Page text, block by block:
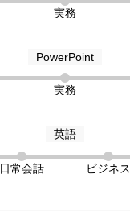
実務
PowerPoint
実務
英語
日常会話 ビジネス